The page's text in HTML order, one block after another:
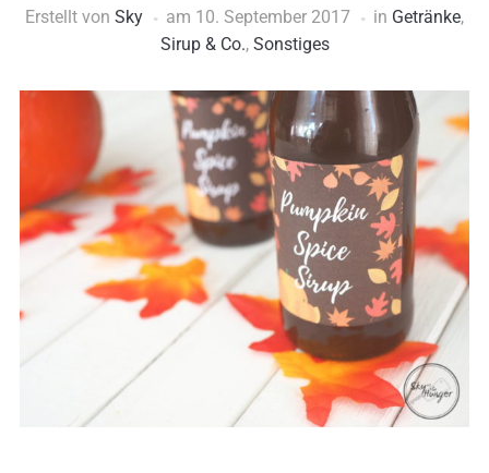
Erstellt von Sky am 10. September 2017 in Getränke,
Sirup & Co., Sonstiges